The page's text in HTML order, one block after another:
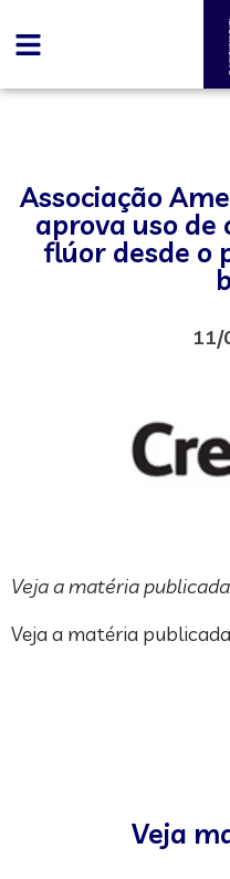
Associação
aprova uso
flúor desde o
11/
Veja a matéria
Veja a matéria
Veja